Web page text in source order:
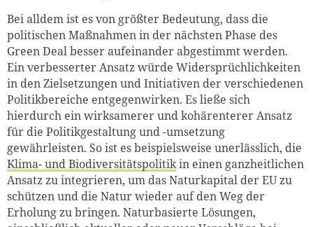
Bei alldem ist es von größter Bedeutung, dass die
politischen Maßnahmen in der nächsten Phase des
Green Deal besser aufeinander abgestimmt werden.
Ein verbesserter Ansatz würde Widersprüchlichkeiten
in den Zielsetzungen und Initiativen der verschiedenen
Politikbereiche entgegenwirken. Es ließe sich
hierdurch ein wirksamerer und kohärenterer Ansatz
für die Politikgestaltung und -umsetzung
gewährleisten. So ist es beispielsweise unerlässlich, die
Klima- und Biodiversitätspolitikin einen ganzheitlichen
Ansatz zu integrieren, um das Naturkapital der EU zu
schützen und die Natur wieder auf den Weg der
Erholung zu bringen. Naturbasierte Lösungen,